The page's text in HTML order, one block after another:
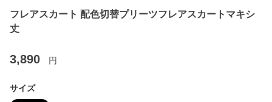
フレアスカート 配色切替プリーツフレアスカートマキシ
丈
3,890 円
サイズ